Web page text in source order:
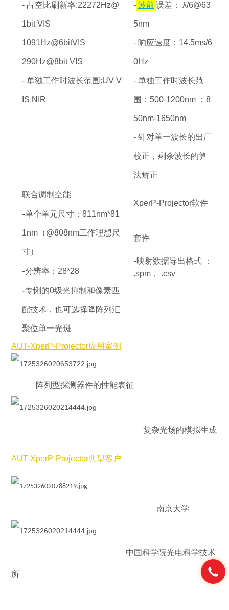
- 占空比刷新率:22272Hz@
1bit VIS
1091Hz@6bitVIS
290Hz@8bit VIS
- 单独工作时波长范围:UV V
IS NIR
- 波前 误差： λ/6@63
5nm
- 响应速度：14.5ms/6
0Hz
- 单独工作时波长范
围：500-1200nm ；8
50nm-1650nm
- 针对单一波长的出厂
校正，剩余波长的算
法矫正
联合调制空能
-单个单元尺寸：811nm*81
1nm（@808nm工作理想尺
寸）
-分辨率：28*28
-专悧的0级光抑制和像素匹
配技术，也可选择降阵列汇
聚位单一光斑
XperP-Projector软件
套件
-映射数据导出格式 ：
.spm， .csv
AUT-XperP-Projector应用案例
阵列型探测器件的性能表征
复杂光场的模拟生成
AUT-XperP-Projector典型客户
南京大学
中国科学院光电科学技术
所